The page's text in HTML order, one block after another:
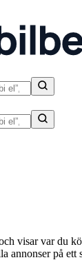
visar var du
annonser på ett